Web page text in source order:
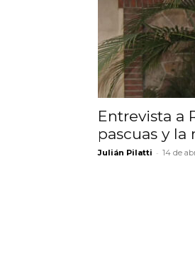
Entrevista a
pascuas y la
Julián Pilatti - 14 de